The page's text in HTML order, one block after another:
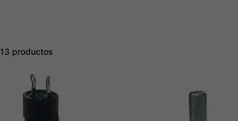
13 productos